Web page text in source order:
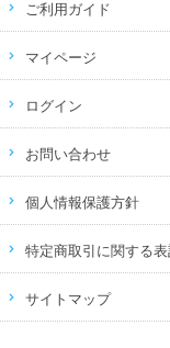
ご利用ガイド
マイページ
ログイン
お問い合わせ
個人情報保護方針
特定商取引に関する
サイトマップ